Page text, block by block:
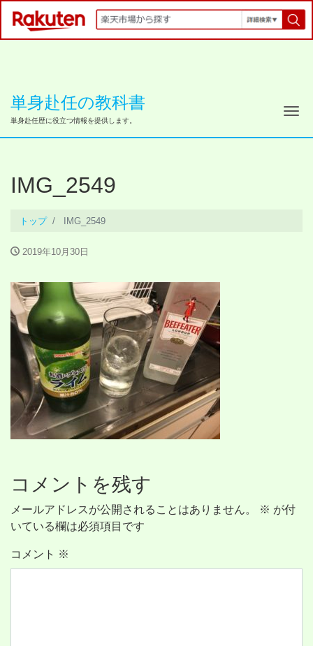
単身赴任の教科書
単身赴任歴に役立つ情報を提供します。 ナ
IMG_2549
トップ IMG_2549
2019年10月30日
コメントを残す
メールアドレスが公開されることはありません。 ※ が付
いている欄は必須項目です
コメント ※